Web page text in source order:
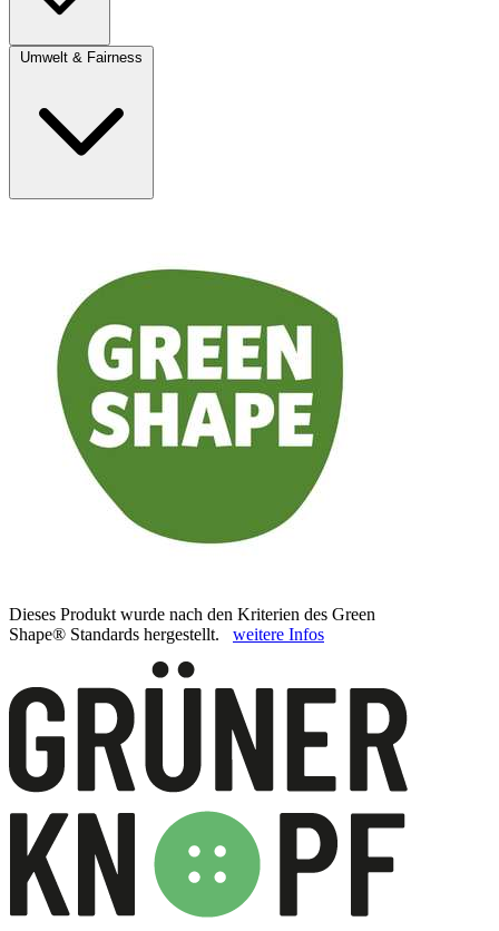
Umwelt & Fairness
Dieses Produkt wurde nach den Kriterien des Green
Shape® Standards hergestellt. weitere Infos